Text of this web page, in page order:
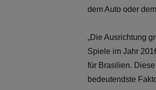
dem Auto oder
„Die Ausrichtung
Spiele im Jahr
für Brasilien.
bedeutendste